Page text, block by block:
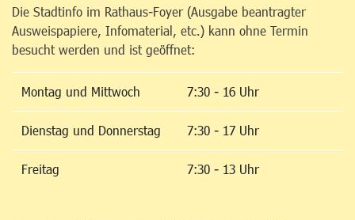
Die Stadtinfo im Rathaus-Foyer (Ausgabe beantragter
Ausweispapiere, Infomaterial, etc.) kann ohne Termin
besucht werden und ist geöffnet:
Montag und Mittwoch 7:30 - 16 Uhr
Dienstag und Donnerstag 7:30 - 17 Uhr
Freitag 7:30 - 13 Uhr